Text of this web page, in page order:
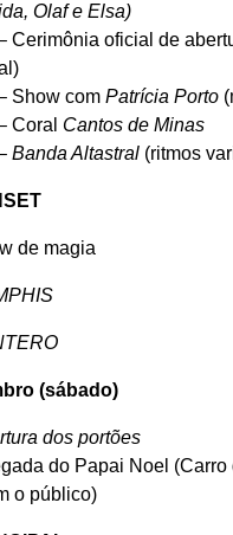
Olaf e Elsa)
Cerimônia oficial de
Show com Patrícia Porto
Coral Cantos de Minas
Banda Altastral (ritmos
de magia
(sábado)
dos portões
do Papai Noel
o público)